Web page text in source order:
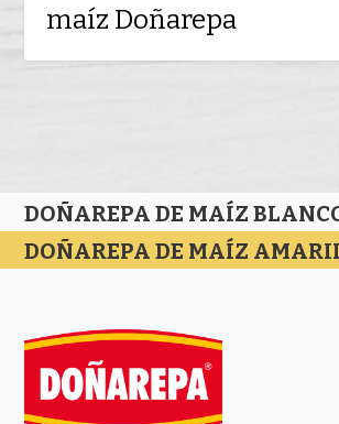
maíz Doñarepa
DOÑAREPA DE MAÍZ
DOÑAREPA DE MAÍZ